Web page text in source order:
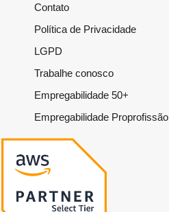
Contato
Política de Privacidade
LGPD
Trabalhe conosco
Empregabilidade 50+
Empregabilidade Proprofissão